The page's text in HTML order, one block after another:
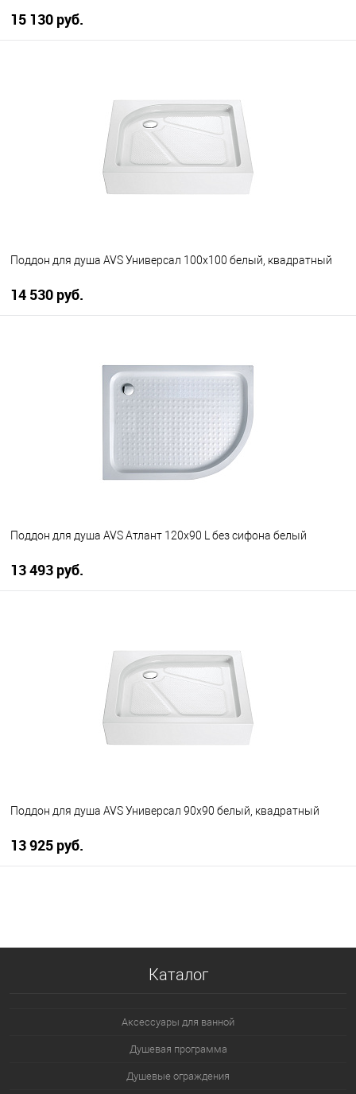
15 130 руб.
В наличии
Поддон для душа AVS Универсал 100x100 белый, квадратный
14 530 руб.
В наличии
Поддон для душа AVS Атлант 120x90 L без сифона белый
13 493 руб.
В наличии
Поддон для душа AVS Универсал 90x90 белый, квадратный
13 925 руб.
Каталог
Аксессуары для ванной
Душевая программа
Душевые ограждения